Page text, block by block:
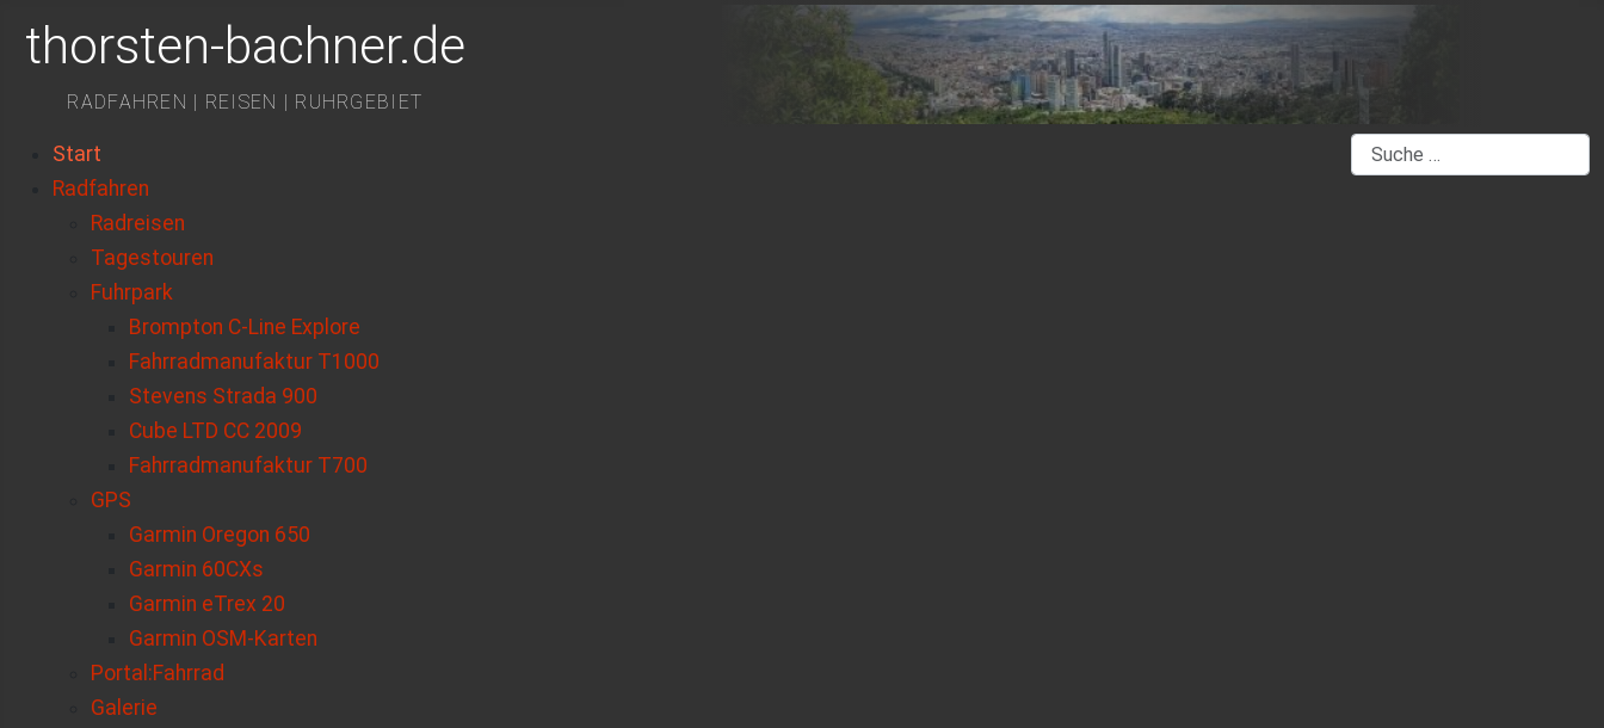
thorsten-bachner.de
RADFAHREN | REISEN | RUHRGEBIET
Start
Radfahren
Radreisen
Tagestouren
Fuhrpark
Brompton C-Line Explore
Fahrradmanufaktur T1000
Stevens Strada 900
Cube LTD CC 2009
Fahrradmanufaktur T700
GPS
Garmin Oregon 650
Garmin 60CXs
Garmin eTrex 20
Garmin OSM-Karten
Portal:Fahrrad
Galerie
Suchen